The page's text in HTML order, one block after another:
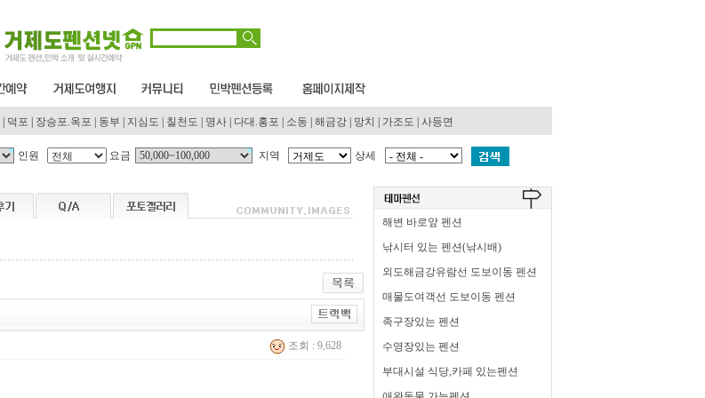
덕포 장승포.옥포 동부 지심도 칠천도 명사 다대.홍포 소동 해금강 망치 가조도 사등면
인원 요금 지역 상세
조회 : 9,628
해변 바로앞 펜션
낚시터 있는 펜션(낚시배)
외도해금강유람선 도보이동 펜션
매물도여객선 도보이동 펜션
족구장있는 펜션
수영장있는 펜션
부대시설 식당,카페 있는펜션